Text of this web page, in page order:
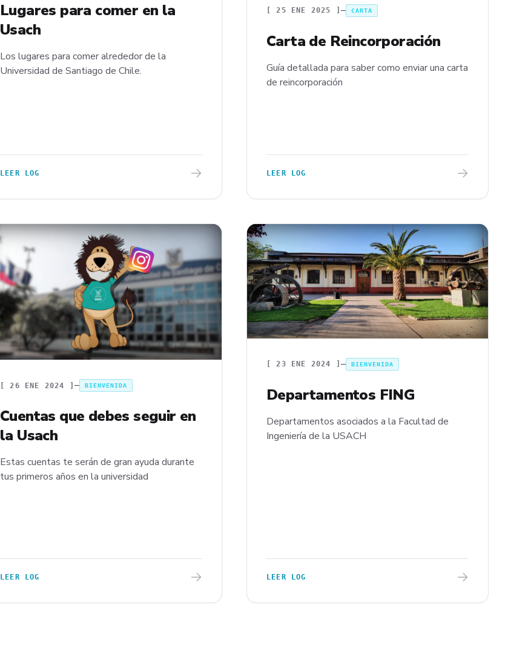
Lugares para comer en la
Usach
Los lugares para comer alrededor de la
Universidad de Santiago de Chile.
LEER LOG
[25 ENE 2025 ] CARTA
Carta de Reincorporación
Guía detallada para saber como enviar una carta
de reincorporación
LEER LOG
[ 26 ENE 2024 ] BIENVENIDA
Cuentas que debes seguir en
la Usach
Estas cuentas te serán de gran ayuda durante
tus primeros años en la universidad
LEER LOG
[23 ENE 2024 ] BIENVENIDA
Departamentos FING
Departamentos asociados a la Facultad de
Ingeniería de la USACH
LEER LOG